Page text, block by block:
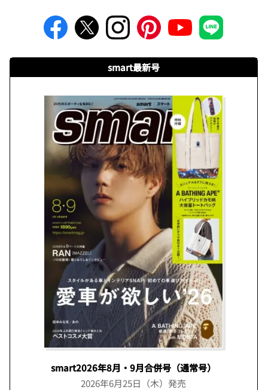
smart最新号
smart2026年8月・9月合併号（通常号）
2026年6月25日（木）発売